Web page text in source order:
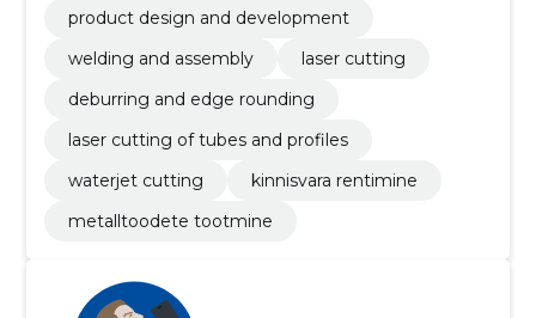
product design and development
welding and assembly
laser cutting
deburring and edge rounding
laser cutting of tubes and profiles
waterjet cutting
kinnisvara rentimine
metalltoodete tootmine